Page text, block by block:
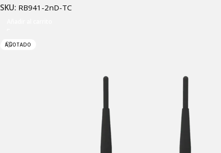
SKU: RB941-2nD-TC
AGOTADO